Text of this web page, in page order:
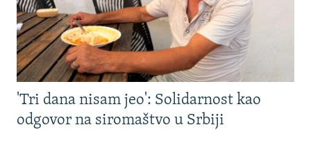
'Tri dana nisam jeo': Solidarnost kao
odgovor na siromaštvo u Srbiji